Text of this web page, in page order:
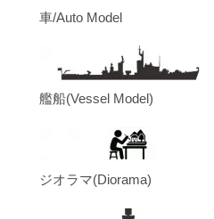
車/Auto Model
艦船(Vessel Model)
ジオラマ(Diorama)